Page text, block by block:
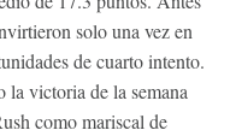
solo una vez en
de cuarto intento.
la victoria de la semana
como mariscal de